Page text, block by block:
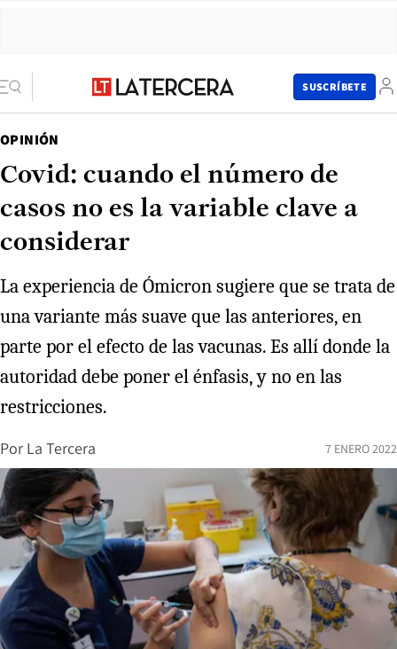
SUSCRÍBETE
OPINIÓN
Covid: cuando el número de
casos no es la variable clave a
considerar
La experiencia de Ómicron sugiere que se trata de
una variante más suave que las anteriores, en
parte por el efecto de las vacunas. Es allí donde la
autoridad debe poner el énfasis, y no en las
restricciones.
Por La Tercera 7 ENERO 2022